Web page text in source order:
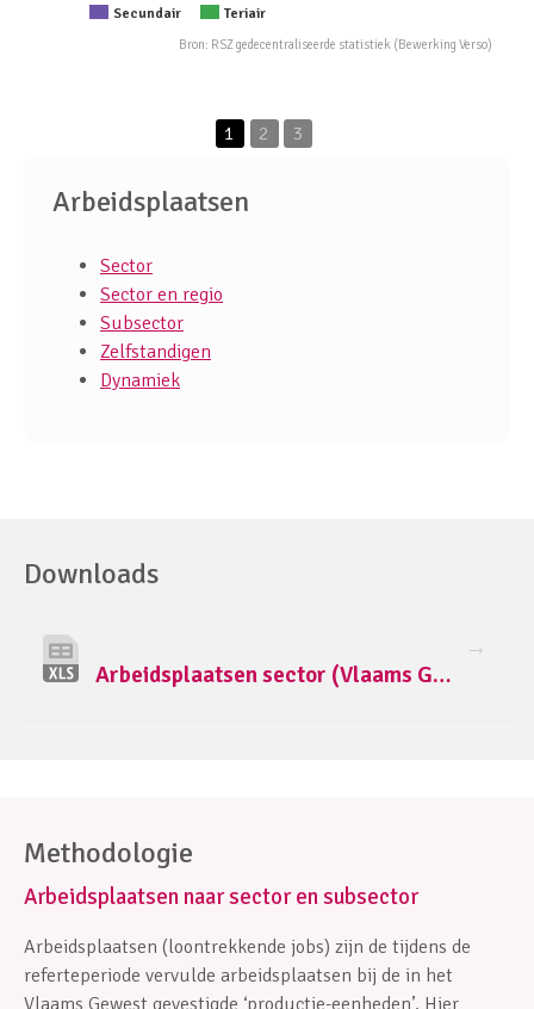
Secundair
Teriair
Bron: RSZ gedecentraliseerde statistiek (Bewerking Verso)
Maatschappelijke dienstverlening
Cultuur, ontspanning en sport
Cultuur, onstpanning en sport
Maatschappelijke dienstverlening
1 2 3
Arbeidsplaatsen
Sector
Sector en regio
Subsector
Zelfstandigen
Dynamiek
Downloads
Arbeidsplaatsen sector (Vlaams Gewest, 2013-2023).xlsx
Methodologie
Arbeidsplaatsen naar sector en subsector
Arbeidsplaatsen (loontrekkende jobs) zijn de tijdens de
referteperiode vervulde arbeidsplaatsen bij de in het
Vlaams Gewest gevestigde ‘productie-eenheden’. Hier